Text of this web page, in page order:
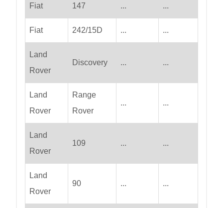
Fiat 147 ... ...
Fiat 242/15D ... ...
Land
Rover
Discovery ... ...
Land
Rover
Range
Rover
... ...
Land
Rover
109 ... ...
Land
Rover
90 ... ...